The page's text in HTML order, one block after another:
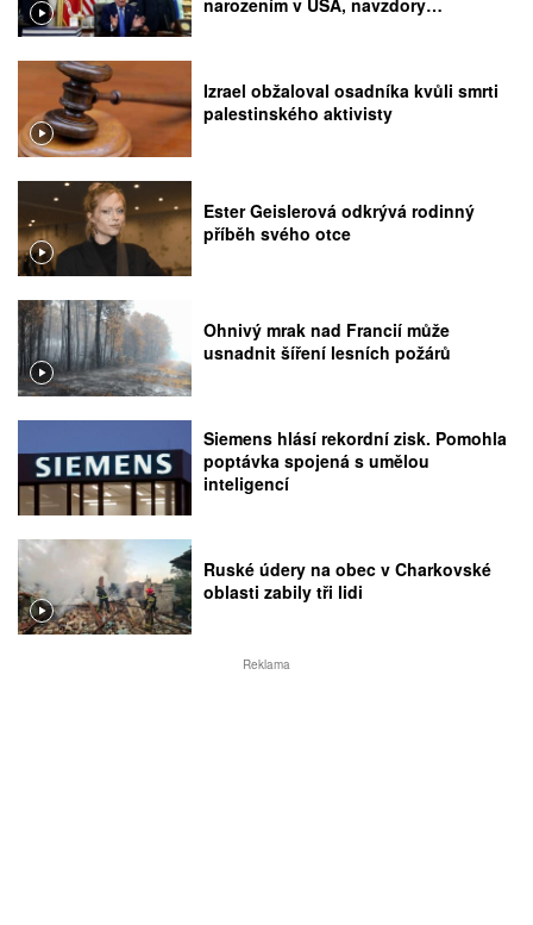
narozením v USA, navzdory
Izrael obžaloval osadníka kvůli smrti
palestinského aktivisty
Ester Geislerová odkrývá rodinný
příběh svého otce
Ohnivý mrak nad Francií může
usnadnit šíření lesních požárů
Siemens hlásí rekordní zisk. Pomohla
poptávka spojená s umělou
inteligencí
Ruské údery na obec v Charkovské
oblasti zabily tři lidi
Reklama